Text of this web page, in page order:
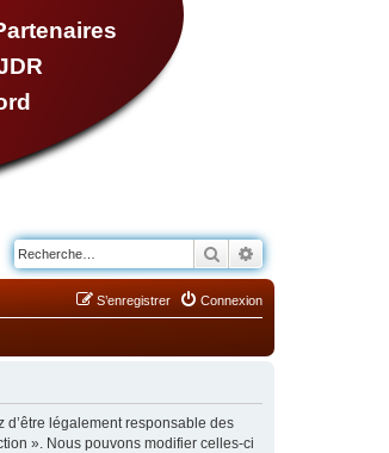
Rechercher
Connexion
S’enregistrer
d’être légalement responsable des
». Nous pouvons modifier celles-ci